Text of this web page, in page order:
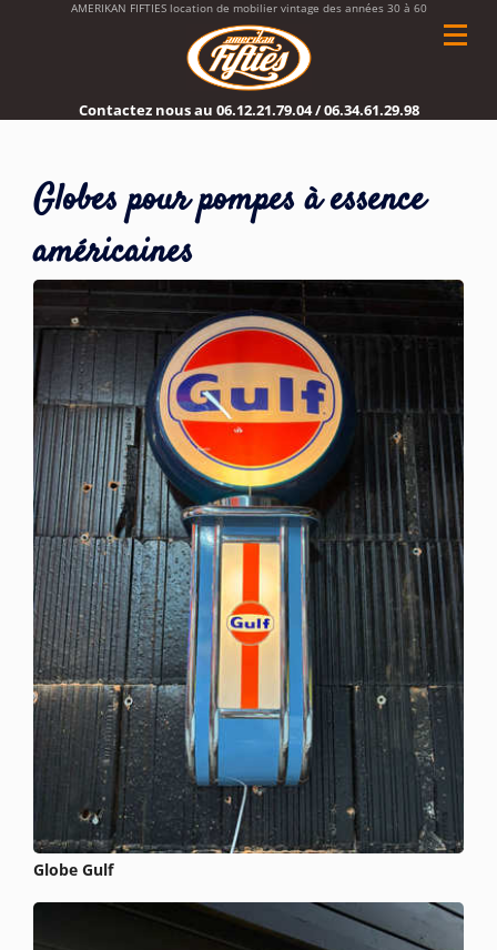
AMERIKAN FIFTIES location de mobilier vintage des années 30 à 60
Contactez nous au 06.12.21.79.04/06.34.61.29.98
Globes pour pompes à essence
américaines
Globe Gulf